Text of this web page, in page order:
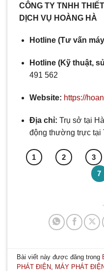
CÔNG TY TNHH
DỊCH VỤ HOÀNG HÀ
Hotline (Tư vấn
Hotline (Kỹ thuật,
491 562
Website: https://
Địa chỉ: Trụ sở tại
động thường trực tại
1 2 3
7
Bài viết này được đăng trong
PHÁT ĐIỆN MÁY PHÁT